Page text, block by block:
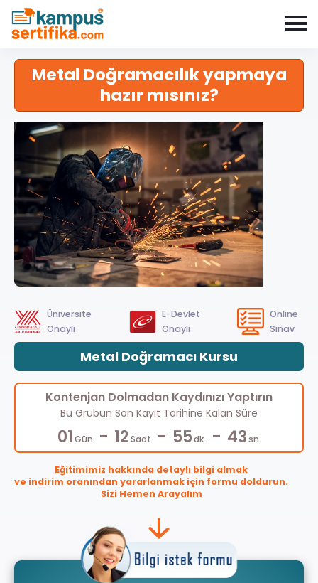
Metal Doğramacılık yapmaya
hazır mısınız?
Üniversite
Onaylı
E-Devlet
Onaylı
Online
Sınav
Metal Doğramacı Kursu
Kontenjan Dolmadan Kaydınızı Yaptırın
Bu Grubun Son Kayıt Tarihine Kalan Süre
01 Gün - 12Saat - 55dk. - 43sn.
Eğitimimiz hakkında detaylı bilgi almak
ve indirim oranından yararlanmak için formu doldurun.
Sizi Hemen Arayalım